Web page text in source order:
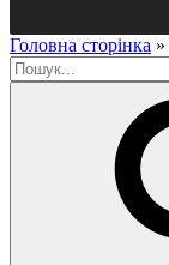
Головна сторінка »